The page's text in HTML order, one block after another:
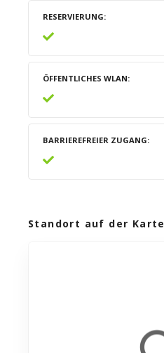
RESERVIERUNG
ÖFFENTLICHES WLAN
BARRIEREFREIER ZUGANG
Standort auf der Karte